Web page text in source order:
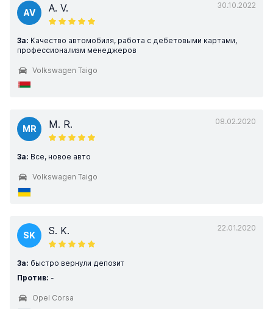
30.10.2022
AV A. V.
За: Качество автомобиля, работа с дебетовыми картами,
профессионализм менеджеров
Volkswagen Taigo
08.02.2020
MR M. R.
За: Все, новое авто
Volkswagen Taigo
22.01.2020
SK S. K.
За: быстро вернули депозит
Против: -
Opel Corsa